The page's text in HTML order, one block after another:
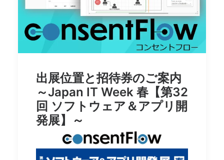
出展位置と招待券のご案内
～Japan IT Week 春【第32
回 ソフトウェア＆アプリ開
発展】～